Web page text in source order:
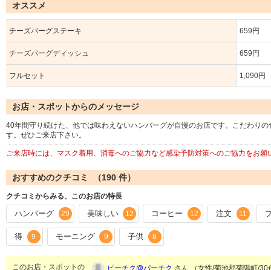
オススメ
チーズバーグステーキ 659円
チーズバーグディッシュ 659円
フルセット 1,090円
お店・スポットからのメッセージ
40年間守り続けた、他では味わえないハンバーグが自慢のお店です。こだわり
す。ぜひご来店下さい。
ご来店時には、マスク着用、消毒へのご協力など感染予防対策へのご協力をお願
おすすめのクチコミ （190 件）
クチコミからみる、このお店の特長
ハンバーグ 29 美味しい 12 コーヒー 12 注文 11
得 9 モーニング 9 子供 8
このお店・スポットの
ピーチク@パーチク さん （女性/菊池郡菊陽町/